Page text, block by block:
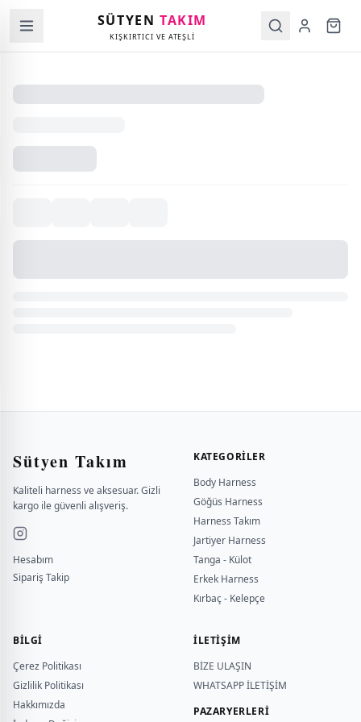
SÜTYENTAKIM
KIŞKIRTICI VE ATEŞLİ
Sütyen Takım
Kaliteli harness ve aksesuar. Gizli
kargo ile güvenli alışveriş.
Hesabım
Sipariş Takip
KATEGORILER
Body Harness
Göğüs Harness
Harness Takım
Jartiyer Harness
Tanga - Külot
Erkek Harness
Kırbaç - Kelepçe
BILGI
Çerez Politikası
Gizlilik Politikası
Hakkımızda
İLETİŞİM
BİZE ULAŞIN
WHATSAPP İLETİŞİM
PAZARYERLERİ